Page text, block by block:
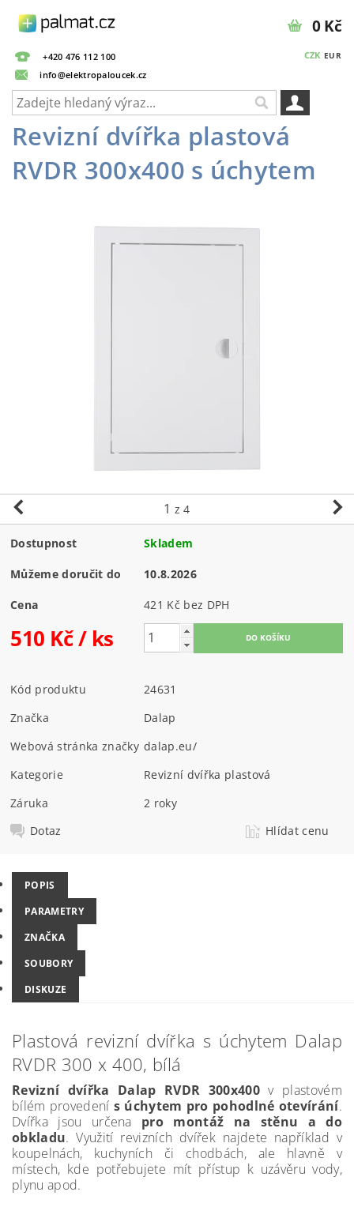
+420 476 112 100
info@elektropaloucek.cz
CZK EUR
0 Kč
Revizní dvířka plastová
RVDR 300x400 s úchytem
1 z 4
Dostupnost Skladem
Můžeme doručit do 10.8.2026
Cena 421 Kč bez DPH
510 Kč/ ks
Kód produktu
24631
Značka
Dalap
Webová stránka značky dalap.eu/
Kategorie
Revizní dvířka plastová
Záruka
2 roky
Dotaz
Hlídat cenu
POPIS
PARAMETRY
ZNAČKA
SOUBORY
DISKUZE
Plastová revizní dvířka s úchytem Dalap
RVDR 300 x 400, bílá
Revizní dvířka Dalap RVDR 300x400v plastovém
bílém provedení s úchytem pro pohodlné otevírání.
Dvířka jsou určena pro montáž na stěnu a do
obkladu. Využití revizních dvířek najdete například v
koupelnách, kuchyních či chodbách, ale hlavně v
místech, kde potřebujete mít přístup k uzávěru vody,
plynu apod.